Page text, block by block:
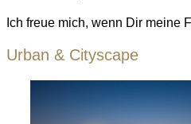
Ich freue mich, wenn Dir meine
Urban & Cityscape